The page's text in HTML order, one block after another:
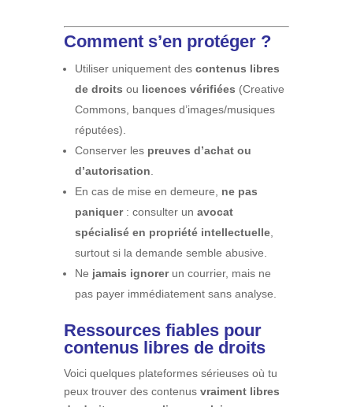
Comment s’en protéger ?
Utiliser uniquement des contenus libres
de droits ou licences vérifiées (Creative
Commons, banques d’images/musiques
réputées).
Conserver les preuves d’achat ou
d’autorisation
En cas de mise en demeure, ne pas
paniquer: consulter un avocat
spécialisé en propriété intellectuelle,
surtout si la demande semble abusive.
Ne jamais ignorerun courrier, mais ne
pas payer immédiatement sans analyse.
Ressources fiables pour
contenus libres de droits
Voici quelques plateformes sérieuses où tu
peux trouver des contenus vraiment libres